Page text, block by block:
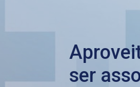
ser